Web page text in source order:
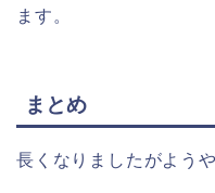
ます。
まとめ
長くなりましたがよう